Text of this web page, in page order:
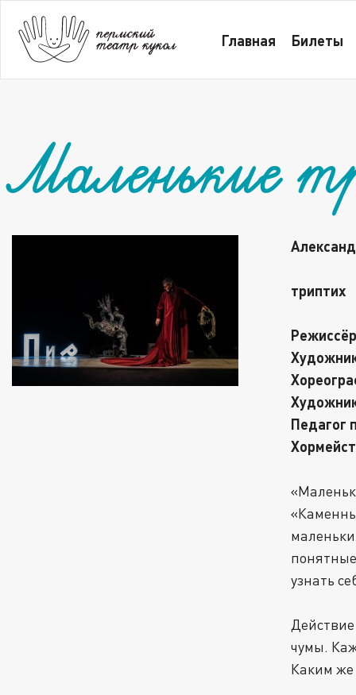
Главная Билеты
Главная
Маленькие
триптих
Режиссёр
Педагог
узнать
чумы.
Каким же